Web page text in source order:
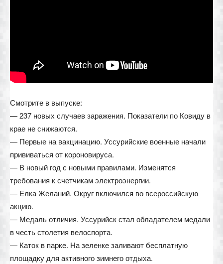
Смотрите в выпуске:
— 237 новых случаев заражения. Показатели по Ковиду в
крае не снижаются.
— Первые на вакцинацию. Уссурийские военные начали
прививаться от короновируса.
— В новый год с новыми правилами. Изменятся
требования к счетчикам электроэнергии.
— Елка Желаний. Округ включился во всероссийскую
акцию.
— Медаль отличия. Уссурийск стал обладателем медали
в честь столетия велоспорта.
— Каток в парке. На зеленке заливают бесплатную
площадку для активного зимнего отдыха.